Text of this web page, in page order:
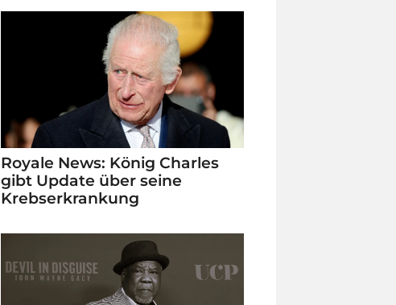
Royale News: König Charles
gibt Update über seine
Krebserkrankung